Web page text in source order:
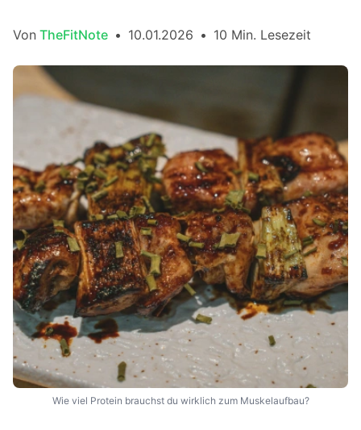
Von TheFitNote • 10.01.2026 • 10 Min. Lesezeit
Wie viel Protein brauchst du wirklich zum Muskelaufbau?